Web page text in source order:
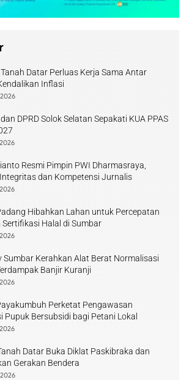
Datar Perluas Kerja Sama Antar
Inflasi
DPRD Solok Selatan Sepakati KUA PPAS
Resmi Pimpin PWI Dharmasraya,
dan Kompetensi Jurnalis
Hibahkan Lahan untuk Percepatan
Sertifikasi Halal di Sumbar
Sumbar Kerahkan Alat Berat Normalisasi
Banjir Kuranji
Perketat Pengawasan
Pupuk Bersubsidi bagi Petani Lokal
Datar Buka Diklat Paskibraka dan
Gerakan Bendera